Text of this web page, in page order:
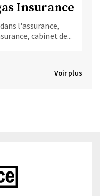
Insurance
l'assurance,
cabinet de...
Voir plus